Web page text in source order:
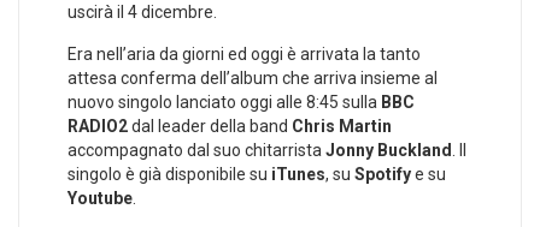
uscirà il 4 dicembre.
Era nell’aria da giorni ed oggi è arrivata la tanto
attesa conferma dell’album che arriva insieme al
nuovo singolo lanciato oggi alle 8:45 sulla BBC
RADIO2dal leader della band Chris Martin
accompagnato dal suo chitarristaJonny Buckland. Il
singolo è già disponibile su iTunes, su Spotifye su
Youtube.